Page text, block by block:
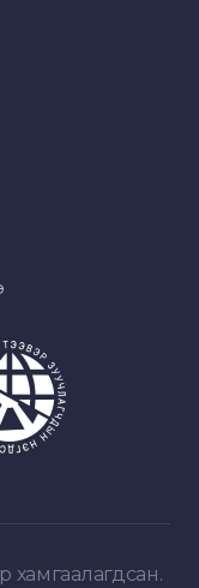
хамгаалагдсан.